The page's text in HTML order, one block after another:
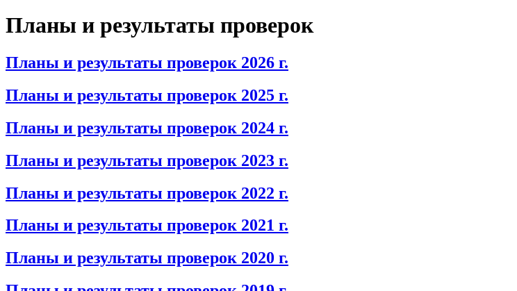
Планы и результаты проверок
Планы и результаты проверок 2026 г.
Планы и результаты проверок 2025 г.
Планы и результаты проверок 2024 г.
Планы и результаты проверок 2023 г.
Планы и результаты проверок 2022 г.
Планы и результаты проверок 2021 г.
Планы и результаты проверок 2020 г.